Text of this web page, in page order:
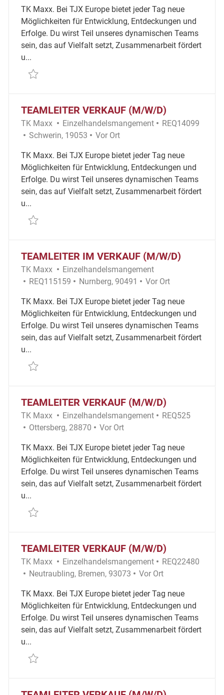
TK Maxx. Bei TJX Europe bietet jeder Tag neue
Möglichkeiten für Entwicklung, Entdeckungen und
Erfolge. Du wirst Teil unseres dynamischen Teams
sein, das auf Vielfalt setzt, Zusammenarbeit fördert
u...
Retten Teamleiter Verkauf (m/w/d) REQ123041
TEAMLEITER VERKAUF (M/W/D)
TK Maxx Kategorie
Einzelhandelsmangement Erforderliche ID
REQ14099
Ort
Schwerin, 19053 Remote
Vor Ort
TK Maxx. Bei TJX Europe bietet jeder Tag neue
Möglichkeiten für Entwicklung, Entdeckungen und
Erfolge. Du wirst Teil unseres dynamischen Teams
sein, das auf Vielfalt setzt, Zusammenarbeit fördert
u...
Retten Teamleiter Verkauf (m/w/d) REQ14099
TEAMLEITER IM VERKAUF (M/W/D)
TK Maxx Kategorie
Einzelhandelsmangement
Erforderliche ID
REQ115159 Ort
Nurnberg, 90491 Remote
Vor Ort
TK Maxx. Bei TJX Europe bietet jeder Tag neue
Möglichkeiten für Entwicklung, Entdeckungen und
Erfolge. Du wirst Teil unseres dynamischen Teams
sein, das auf Vielfalt setzt, Zusammenarbeit fördert
u...
Retten Teamleiter im Verkauf (m/w/d) REQ115159
TEAMLEITER VERKAUF (M/W/D)
TK Maxx Kategorie
Einzelhandelsmangement Erforderliche ID
REQ525
Ort
Ottersberg, 28870 Remote
Vor Ort
TK Maxx. Bei TJX Europe bietet jeder Tag neue
Möglichkeiten für Entwicklung, Entdeckungen und
Erfolge. Du wirst Teil unseres dynamischen Teams
sein, das auf Vielfalt setzt, Zusammenarbeit fördert
u...
Retten Teamleiter Verkauf (m/w/d) REQ525
TEAMLEITER VERKAUF (M/W/D)
TK Maxx Kategorie
Einzelhandelsmangement Erforderliche ID
REQ22480
Ort
Neutraubling, Bremen, 93073 Remote
Vor Ort
TK Maxx. Bei TJX Europe bietet jeder Tag neue
Möglichkeiten für Entwicklung, Entdeckungen und
Erfolge. Du wirst Teil unseres dynamischen Teams
sein, das auf Vielfalt setzt, Zusammenarbeit fördert
u...
Retten Teamleiter Verkauf (m/w/d) REQ22480